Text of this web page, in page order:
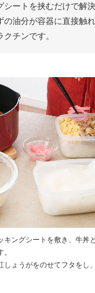
シートを挟むだけで解
の油分が容器に直接触
クチンです。
キングシートを敷き、牛丼
しょうがをのせてフタをし